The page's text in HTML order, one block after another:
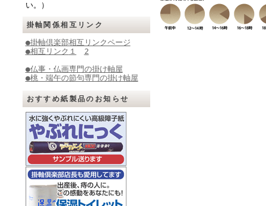
い。）
掛軸関係相互リンク
●掛軸倶楽部相互リンクページ
●相互リンク １
2
●仏事・仏画専門の掛け軸屋
●桃・端午の節句専門の掛け軸屋
おすすめ紙製品のお知らせ